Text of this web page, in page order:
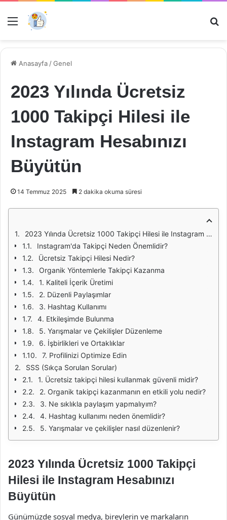
Menü
Anasayfa /Genel
2023 Yılında Ücretsiz
1000 Takipçi Hilesi ile
Instagram Hesabınızı
Büyütün
14 Temmuz 2025 2 dakika okuma süresi
2023 Yılında Ücretsiz 1000 Takipçi Hilesi ile Instagram Hesabınızı Büyütün
Instagram'da Takipçi Neden Önemlidir?
Ücretsiz Takipçi Hilesi Nedir?
Organik Yöntemlerle Takipçi Kazanma
1. Kaliteli İçerik Üretimi
2. Düzenli Paylaşımlar
3. Hashtag Kullanımı
4. Etkileşimde Bulunma
5. Yarışmalar ve Çekilişler Düzenleme
6. İşbirlikleri ve Ortaklıklar
7. Profilinizi Optimize Edin
SSS (Sıkça Sorulan Sorular)
1. Ücretsiz takipçi hilesi kullanmak güvenli midir?
2. Organik takipçi kazanmanın en etkili yolu nedir?
3. Ne sıklıkla paylaşım yapmalıyım?
4. Hashtag kullanımı neden önemlidir?
5. Yarışmalar ve çekilişler nasıl düzenlenir?
2023 Yılında Ücretsiz 1000 Takipçi
Hilesi ile Instagram Hesabınızı
Büyütün
Günümüzde sosyal medya, bireylerin ve markaların